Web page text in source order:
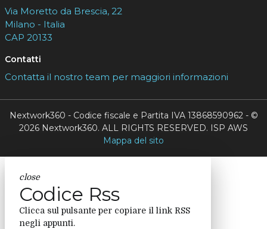
Via Moretto da Brescia, 22
Milano - Italia
CAP 20133
Contatti
Contatta il nostro team per maggiori informazioni
Nextwork360 - Codice fiscale e Partita IVA 13868590962 - ©
2026 Nextwork360. ALL RIGHTS RESERVED. ISP AWS
Mappa del sito
close
Codice Rss
Clicca sul pulsante per copiare il link RSS
negli appunti.